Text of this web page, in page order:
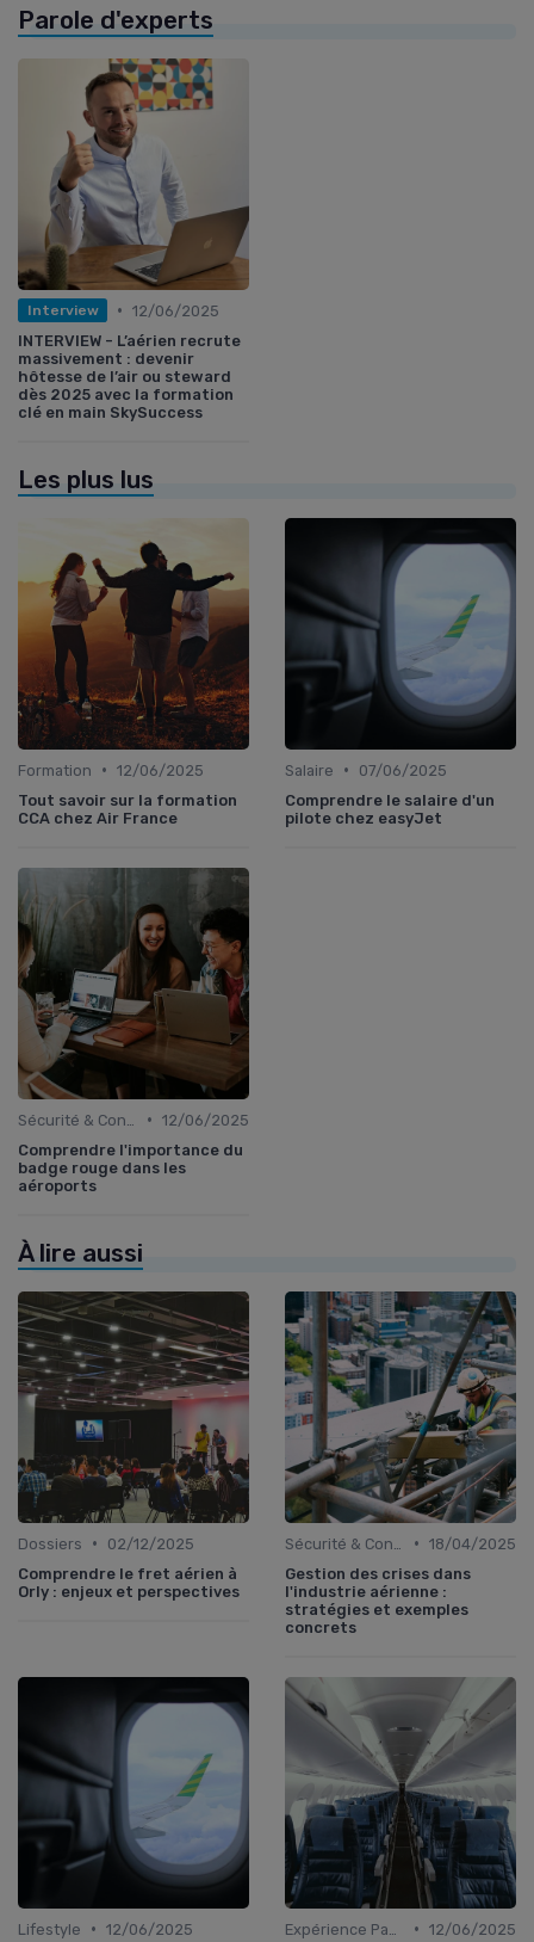
Parole d'experts
Interview • 12/06/2025
INTERVIEW - L’aérien recrute
massivement : devenir
hôtesse de l’air ou steward
dès 2025 avec la formation
clé en main SkySuccess
Les plus lus
Formation • 12/06/2025
Tout savoir sur la formation
CCA chez Air France
Salaire •
07/06/2025
Comprendre le salaire d'un
pilote chez easyJet
• 12/06/2025
Comprendre l'importance du
badge rouge dans les
aéroports
À lire aussi
Dossiers •
02/12/2025
Comprendre le fret aérien à
Orly : enjeux et perspectives
• 18/04/2025
Gestion des crises dans
l'industrie aérienne :
stratégies et exemples
concrets
Lifestyle • 12/06/2025
• 12/06/2025